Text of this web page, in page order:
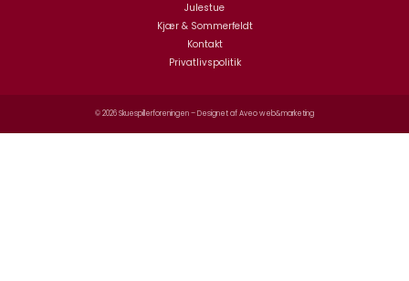
Julestue
Kjær & Sommerfeldt
Kontakt
Privatlivspolitik
© 2026 Skuespillerforeningen – Designet afAveo web&marketing